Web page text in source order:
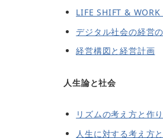
LIFE SHIFT & WORK
デジタル社会の経営
経営構図と経営計画
人生論と社会
リズムの考え方と作
人生に対する考え方